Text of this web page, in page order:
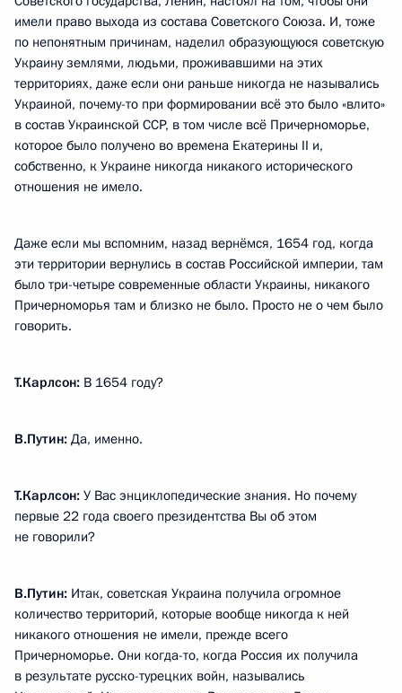
имели право выхода из состава Советского Союза. И, тоже
по непонятным причинам, наделил образующуюся советскую
Украину землями, людьми, проживавшими на этих
территориях, даже если они раньше никогда не назывались
Украиной, почему-то при формировании всё это было «влито»
в состав Украинской ССР, в том числе всё Причерноморье,
которое было получено во времена Екатерины II и,
собственно, к Украине никогда никакого исторического
отношения не имело.
Даже если мы вспомним, назад вернёмся, 1654 год, когда
эти территории вернулись в состав Российской империи, там
было три-четыре современные области Украины, никакого
Причерноморья там и близко не было. Просто не о чем было
говорить.
Т.Карлсон: В 1654 году?
В.Путин: Да, именно.
Т.Карлсон: У Вас энциклопедические знания. Но почему
первые 22 года своего президентства Вы об этом
не говорили?
В.Путин: Итак, советская Украина получила огромное
количество территорий, которые вообще никогда к ней
никакого отношения не имели, прежде всего
Причерноморье. Они когда-то, когда Россия их получила
в результате русско-турецких войн, назывались